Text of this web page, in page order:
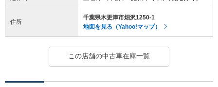
住所
千葉県木更津市畑沢1250-1
地図を見る（Yahoo!マップ）
この店舗の中古車在庫一覧